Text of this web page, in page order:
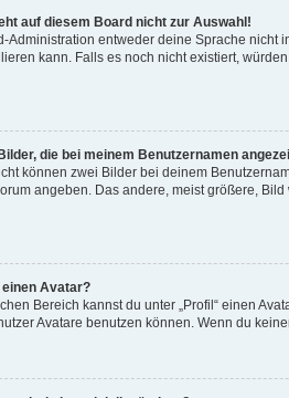
auf diesem Board nicht zur Auswahl!
Administration entweder deine Sprache
kann. Falls es noch nicht existiert,
die bei meinem Benutzernamen
können zwei Bilder bei deinem
angeben. Das andere, meist größere,
Avatar?
Bereich kannst du unter „Profil“ einen
Avatare benutzen können. Wenn du